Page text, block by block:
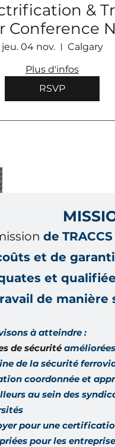
&
Conference
America 2027
jeu. 04 nov.
Calgary
Plus d'infos
RSVP
de TRACCS
et de
et
de manière
à atteindre :
de sécurité
de la sécurité
coordonnée et
au sein des
pour une
pour les